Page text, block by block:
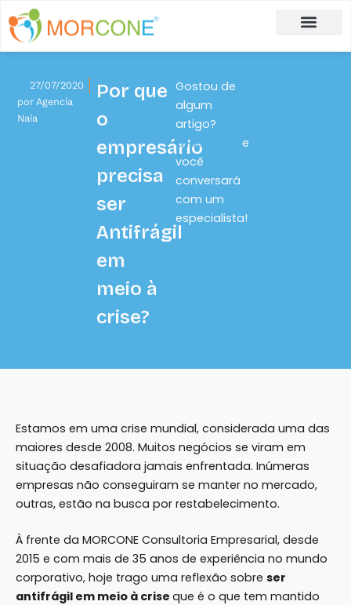
27/07/2020
por Agencia
Naia
Por que
o
empresário
precisa
ser
Antifrágil
em
meio à
crise?
Gostou de
algum
artigo?
Clique aqui
e
você
conversará
com um
especialista!
Estamos em uma crise mundial, considerada uma das
maiores desde 2008. Muitos negócios se viram em
situação desafiadora jamais enfrentada. Inúmeras
empresas não conseguiram se manter no mercado,
outras, estão na busca por restabelecimento.
À frente da MORCONE Consultoria Empresarial, desde
2015 e com mais de 35 anos de experiência no mundo
corporativo, hoje trago uma reflexão sobre ser
antifrágil em meio à crise que é o que tem mantido